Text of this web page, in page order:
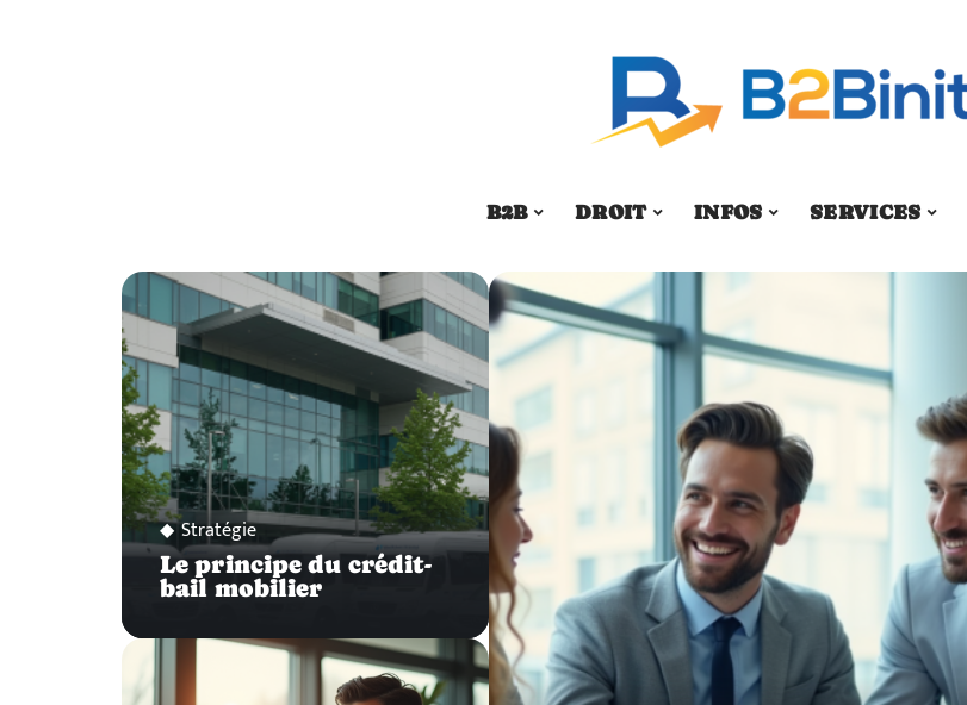
B2B DROIT INFOS SERVICES
Stratégie
Le principe du crédit-
bail mobilier